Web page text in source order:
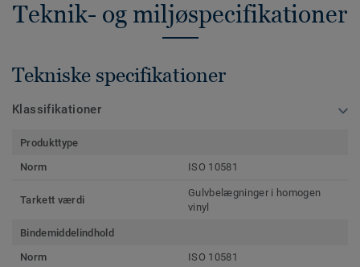
Teknik- og miljøspecifikationer
Tekniske specifikationer
Klassifikationer
Produkttype
Norm
ISO 10581
Tarkett værdi
Gulvbelægninger i homogen
vinyl
Bindemiddelindhold
Norm
ISO 10581